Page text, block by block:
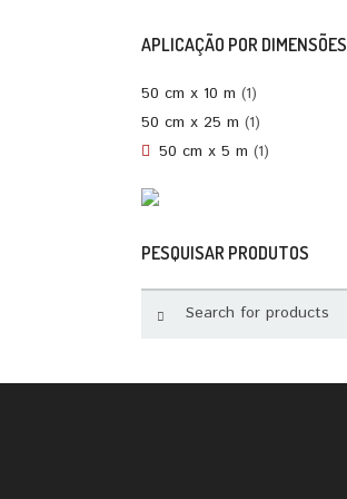
APLICAÇÃO POR DIMENSÕES
50 cm x 10 m (1)
50 cm x 25 m (1)
50 cm x 5 m (1)
PESQUISAR PRODUTOS